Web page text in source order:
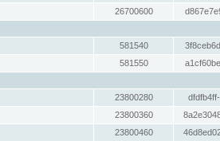
26700600
581540
581550
23800280
23800360
23800460